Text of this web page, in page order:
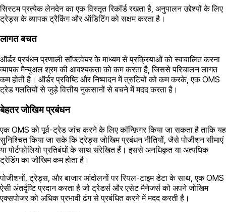
सिस्टम प्रत्येक लेनदेन का एक विस्तृत रिकॉर्ड रखता है, अनुपालन उद्देश्यों के लिए
ट्रेड्स के व्यापक ट्रैकिंग और ऑडिटिंग को सक्षम करता है।
लागत बचत
ऑर्डर प्रबंधन प्रणाली सॉफ्टवेयर के माध्यम से प्रक्रियाओं को स्वचालित करना
व्यापक मैन्युअल श्रम की आवश्यकता को कम करता है, जिससे परिचालन लागत
कम होती है। ऑर्डर प्रविष्टि और निष्पादन में त्रुटियों को कम करके, एक OMS
ट्रेड गलतियों से जुड़े वित्तीय नुकसानों से बचने में मदद करता है।
बेहतर जोखिम प्रबंधन
एक OMS को पूर्व-ट्रेड जांच करने के लिए कॉन्फ़िगर किया जा सकता है ताकि यह
सुनिश्चित किया जा सके कि ट्रेड्स जोखिम प्रबंधन नीतियों, जैसे पोजीशन सीमाएं
या पोर्टफोलियो प्रतिबंधों के साथ संरेखित हैं। इससे अनधिकृत या अत्यधिक
ट्रेडिंग का जोखिम कम होता है।
पोजीशनों, ट्रेड्स, और बाजार आंदोलनों पर रियल-टाइम डेटा के साथ, एक OMS
ऐसी अंतर्दृष्टि प्रदान करता है जो ट्रेडर्स और एसेट मैनेजर्स को अपने जोखिम
एक्सपोजर को अधिक प्रभावी ढंग से प्रबंधित करने में मदद करती है।